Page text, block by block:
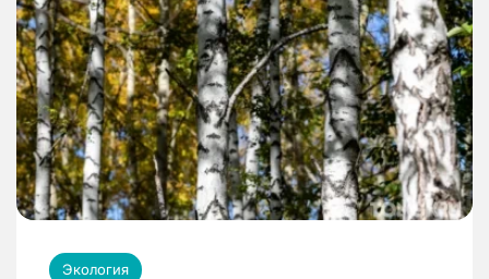
Экология